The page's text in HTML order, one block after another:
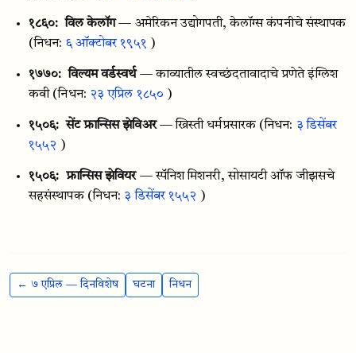
१८६०: विल केलॉग — अमेरिकन उद्योगपती, केलॉग्स कंपनीचे संस्थापक
(निधन: ६ ऑक्टोबर १९५१ )
१७७०: विल्यम वर्डस्वर्थ — काव्यातील स्वच्छंदतावादाचे प्रणेते इंग्लिश
कवी (निधन: २३ एप्रिल १८५० )
१५०६: सेंट फ्रान्सिस झेविअर — ख्रिस्ती धर्मप्रसारक (निधन: ३ डिसेंबर
१५५२ )
१५०६: फ्रान्सिस झेवियर — स्पॅनिश मिशनरी, सोसायटी ऑफ जीझसचे
सहसंस्थापक (निधन: ३ डिसेंबर १५५२ )
← ७ एप्रिल — दिनविशेष घटना निधन